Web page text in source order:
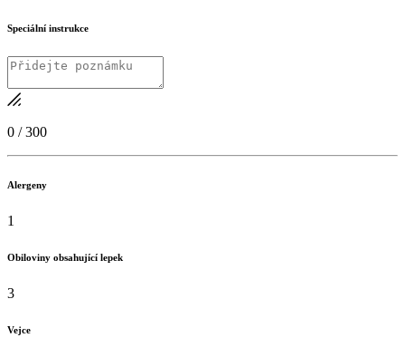
Speciální instrukce
0 /300
Alergeny
1
Obiloviny obsahující lepek
3
Vejce